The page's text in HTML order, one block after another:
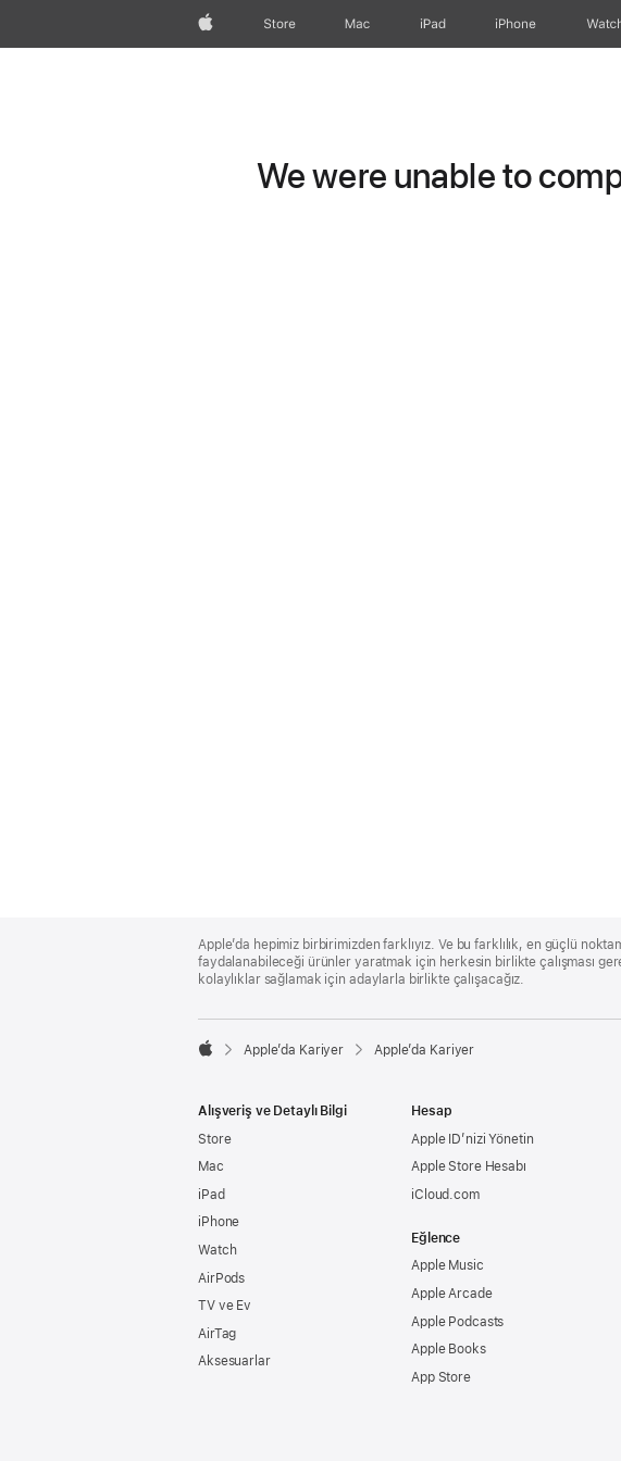
wzlhp Store Mac iPad iPhone
We were unable to
Footer
Apple’da hepimiz birbirimizden farklıyız. Ve bu farklılık, en güçlü
faydalanabileceği ürünler yaratmak için herkesin birlikte çalışması
kolaylıklar sağlamak için adaylarla birlikte çalışacağız.

Apple’da Kariyer Apple’da Kariyer
Alışveriş ve Detaylı Bilgi
Store
Mac
iPad
iPhone
Watch
AirPods
TV ve Ev
AirTag
Aksesuarlar
Hesap
Apple ID’nizi Yönetin
Apple Store Hesabı
iCloud.com
Eğlence
Apple Music
Apple Arcade
Apple Podcasts
Apple Books
App Store